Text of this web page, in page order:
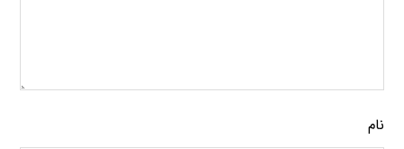
نام